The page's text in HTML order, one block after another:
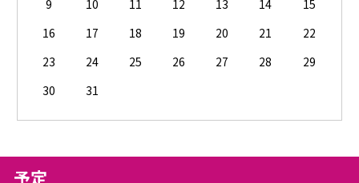
9
10 11 12 13 14
15
16
17 18 19 20 21
22
23
24 25 26 27 28
29
30
31
予定